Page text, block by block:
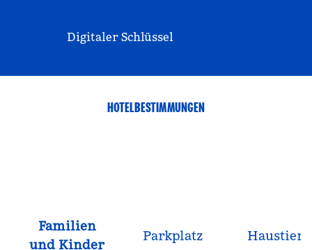
Digitaler Schlüssel
HOTELBESTIMMUNGEN
Familien
und Kinder
Parkplatz Haustiere